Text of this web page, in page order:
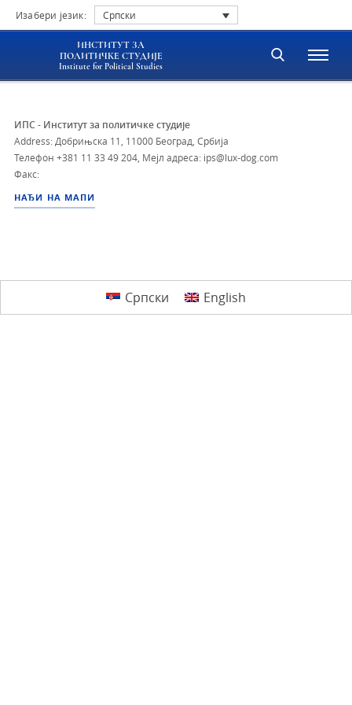
Изабери језик: Српски
ИНСТИТУТ ЗА
ПОЛИТИЧКЕ СТУДИЈЕ
Institute for Political Studies
ИПС - Институт за политичке студије
Address: Добрињска 11, 11000 Београд, Србија
Телефон +381 11 33 49 204 Мејл адреса: ips@lux-dog.com
Факс:
НАЂИ НА МАПИ
Српски English